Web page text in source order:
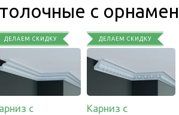
с
ДЕЛАЕМ СКИДКУ
с
ДЕЛАЕМ СКИДКУ
Карниз с